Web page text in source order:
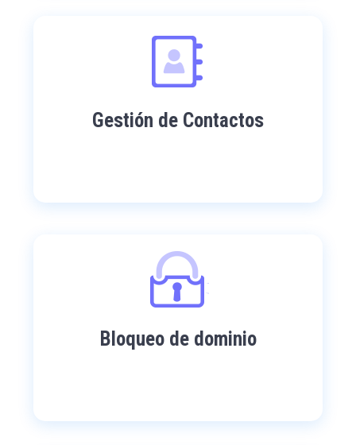
Gestión de Contactos
Bloqueo de dominio